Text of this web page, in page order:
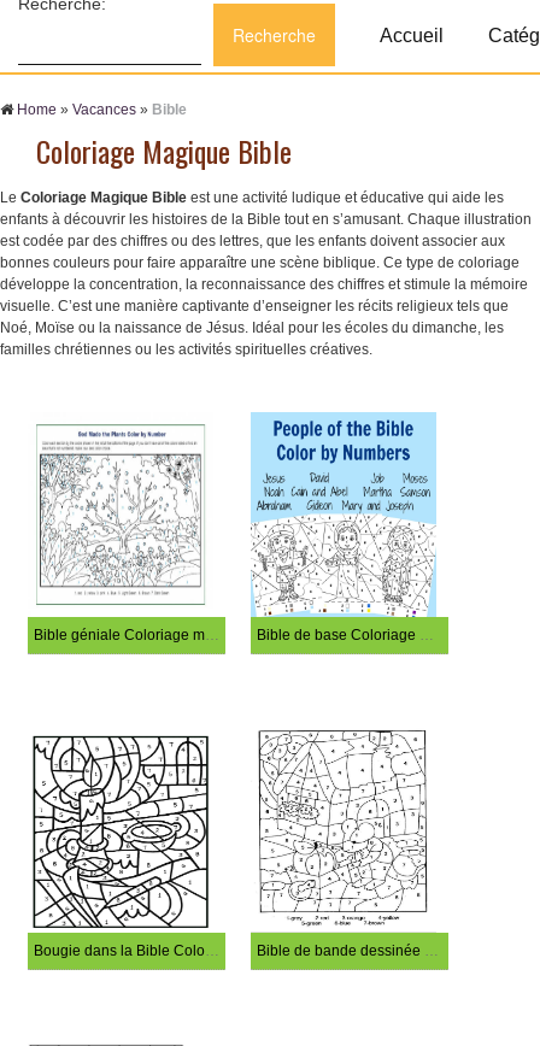
Accueil
Home » Vacances » Bible
Coloriage Magique Bible
Le Coloriage Magique Bible est une activité ludique et éducative qui aide les
enfants à découvrir les histoires de la Bible tout en s’amusant. Chaque illustration
est codée par des chiffres ou des lettres, que les enfants doivent associer aux
bonnes couleurs pour faire apparaître une scène biblique. Ce type de coloriage
développe la concentration, la reconnaissance des chiffres et stimule la mémoire
visuelle. C’est une manière captivante d’enseigner les récits religieux tels que
Noé, Moïse ou la naissance de Jésus. Idéal pour les écoles du dimanche, les
familles chrétiennes ou les activités spirituelles créatives.
Bible géniale Coloriage magique Bible de base Coloriage magique
Bougie dans la Bible Coloriage magique Bible de bande dessinée Coloriage magique